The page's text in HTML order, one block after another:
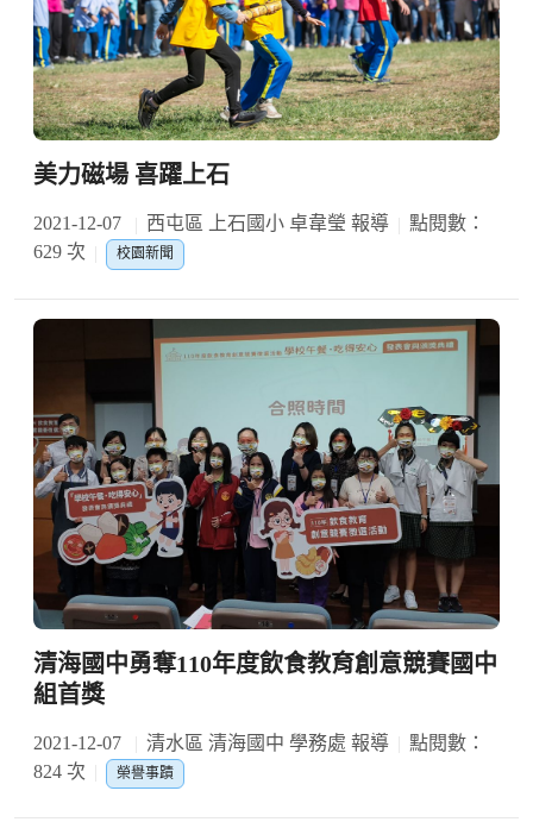
美力磁場 喜躍上石
2021-12-07 西屯區 上石國小 卓韋瑩 報導
點閱數：
629 次
校園新聞
清海國中勇奪110年度飲食教育創意競賽國中
組首獎
2021-12-07 清水區 清海國中 學務處 報導
點閱數：
824 次
榮譽事蹟